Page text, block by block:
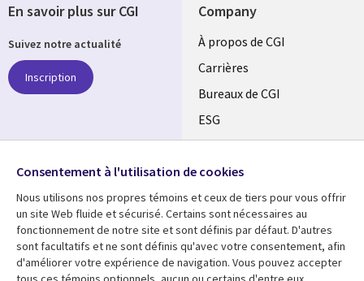
Company
Useful
links
CANADA
FR
À propos de CGI
Carrières
Bureaux de CGI
ESG
Alliances
Ressources Support
En savoir plus sur CGI
Suivez notre actualité
Inscription
Media
CANADA
Consentement à l'utilisation de cookies
Nous utilisons nos propres témoins et ceux de tiers pour vous offrir
un site Web fluide et sécurisé. Certains sont nécessaires au
fonctionnement de notre site et sont définis par défaut. D'autres
sont facultatifs et ne sont définis qu'avec votre consentement, afin
d'améliorer votre expérience de navigation. Vous pouvez accepter